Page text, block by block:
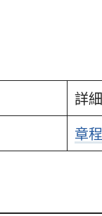
詳
章